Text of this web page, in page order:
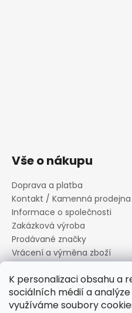
K personalizaci obsahu a
sociálních médií a
využíváme soubory
Vše o nákupu
Doprava a platba
Kontakt / Kamenná prodejna
Informace o společnosti
Zakázková výroba
Prodávané značky
Vrácení a výměna zboží
Informace o souborech
Reklamační řád
Obchodní podmínky